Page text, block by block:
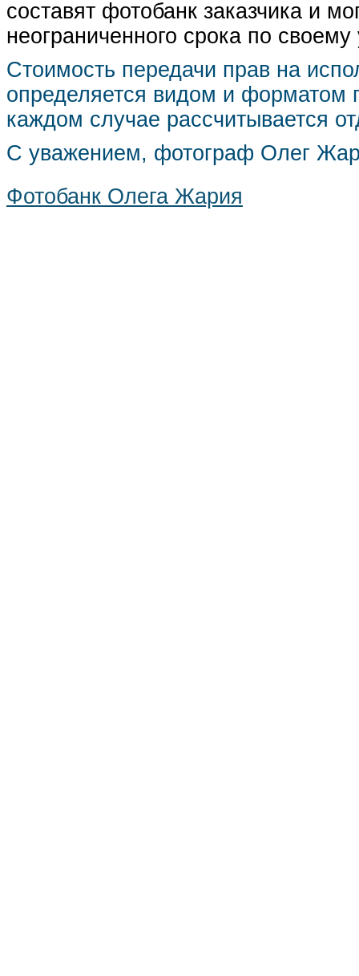
составят фотобанк заказчика и
неограниченного срока по
Стоимость передачи прав на
определяется видом и форматом
каждом случае рассчитывается
С уважением, фотограф Олег
Фотобанк Олега Жария